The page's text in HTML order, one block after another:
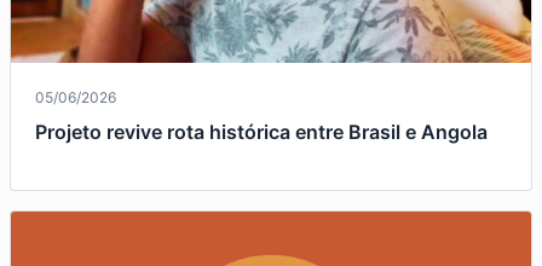
05/06/2026
Projeto revive rota histórica entre Brasil e Angola